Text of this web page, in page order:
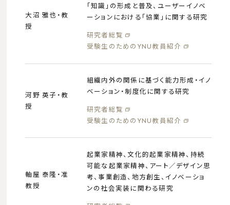
大沼 雅也・教
授
「知識」の形成と普及、ユーザーイノベ
ーションにおける「協業」に関する研究
研究者総覧
受験生のためのYNU教員紹介
河野 英子・教
授
組織内外の関係に基づく能力形成・イノ
ベーション・制度化に関する研究
研究者総覧
受験生のためのYNU教員紹介
軸屋 泰隆・准
教授
起業家精神、文化的起業家精神、持続
可能な起業家精神、アート／デザイン思
考、事業創造、地方創生、イノベーショ
ンの社会実装に関わる研究